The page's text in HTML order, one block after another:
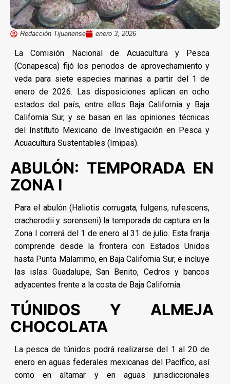
Redacción Tijuanense enero 3, 2026
La Comisión Nacional de Acuacultura y Pesca
(Conapesca) fijó los periodos de aprovechamiento y
veda para siete especies marinas a partir del 1 de
enero de 2026. Las disposiciones aplican en ocho
estados del país, entre ellos Baja California y Baja
California Sur, y se basan en las opiniones técnicas
del Instituto Mexicano de Investigación en Pesca y
Acuacultura Sustentables (Imipas).
ABULÓN: TEMPORADA EN
ZONA I
Para el abulón (Haliotis corrugata, fulgens, rufescens,
cracherodii y sorenseni) la temporada de captura en la
Zona I correrá del 1 de enero al 31 de julio. Esta franja
comprende desde la frontera con Estados Unidos
hasta Punta Malarrimo, en Baja California Sur, e incluye
las islas Guadalupe, San Benito, Cedros y bancos
adyacentes frente a la costa de Baja California.
TÚNIDOS Y ALMEJA
CHOCOLATA
La pesca de túnidos podrá realizarse del 1 al 20 de
enero en aguas federales mexicanas del Pacífico, así
como en altamar y en aguas jurisdiccionales